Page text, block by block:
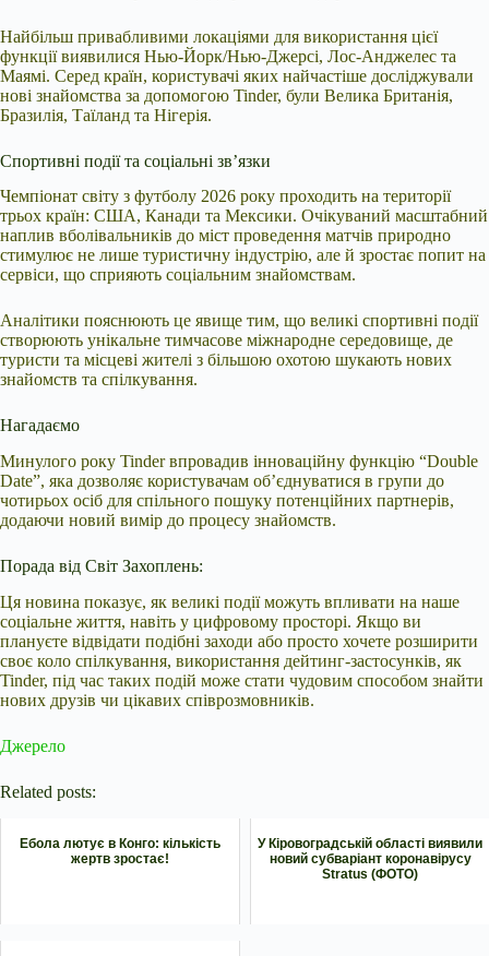
Найбільш привабливими локаціями для використання цієї
функції виявилися Нью-Йорк/Нью-Джерсі, Лос-Анджелес та
Маямі. Серед країн, користувачі яких найчастіше досліджували
нові знайомства за допомогою Tinder, були Велика Британія,
Бразилія, Таїланд та Нігерія.
Спортивні події та соціальні зв’язки
Чемпіонат світу з футболу 2026 року проходить на території
трьох країн: США, Канади та Мексики. Очікуваний масштабний
наплив вболівальників до міст проведення матчів природно
стимулює не лише туристичну індустрію, але й зростає попит на
сервіси, що сприяють соціальним знайомствам.
Аналітики пояснюють це явище тим, що великі спортивні події
створюють унікальне тимчасове міжнародне середовище, де
туристи та місцеві жителі з більшою охотою шукають нових
знайомств та спілкування.
Нагадаємо
Минулого року Tinder впровадив інноваційну функцію “Double
Date”, яка дозволяє користувачам об’єднуватися в групи до
чотирьох осіб для спільного пошуку потенційних партнерів,
додаючи новий вимір до процесу знайомств.
Порада від Світ Захоплень:
Ця новина показує, як великі події можуть впливати на наше
соціальне життя, навіть у цифровому просторі. Якщо ви
плануєте відвідати подібні заходи або просто хочете розширити
своє коло спілкування, використання дейтинг-застосунків, як
Tinder, під час таких подій може стати чудовим способом знайти
нових друзів чи цікавих співрозмовників.
Джерело
Related posts:
Ебола лютує в Конго: кількість
жертв зростає!
У Кіровоградській області виявили
новий субваріант коронавірусу
Stratus (ФОТО)